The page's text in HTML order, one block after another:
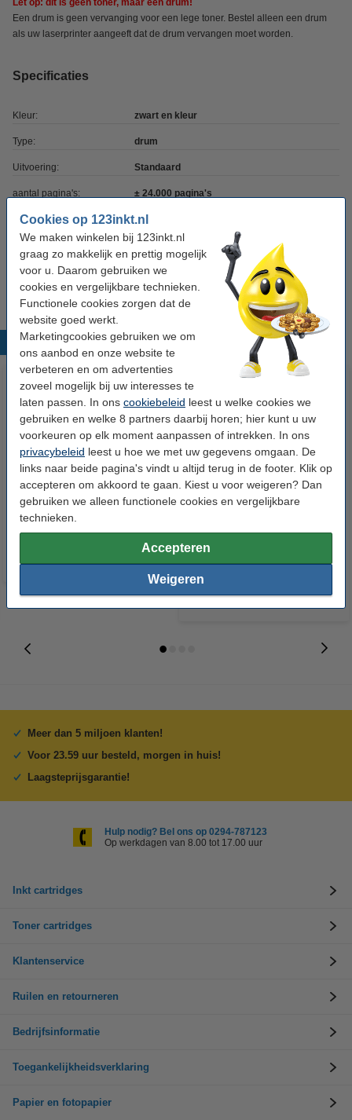
Cookies op 123inkt.nl
We maken winkelen bij 123inkt.nl
graag zo makkelijk en prettig mogelijk
voor u. Daarom gebruiken we
cookies en vergelijkbare technieken.
Functionele cookies zorgen dat de
website goed werkt.
Marketingcookies gebruiken we om
ons aanbod en onze website te
verbeteren en om advertenties
zoveel mogelijk bij uw interesses te
laten passen. In ons cookiebeleid leest u welke cookies we
gebruiken en welke 8 partners daarbij horen; hier kunt u uw
voorkeuren op elk moment aanpassen of intrekken. In ons
privacybeleid leest u hoe we met uw gegevens omgaan. De
links naar beide pagina's vindt u altijd terug in de footer. Klik op
accepteren om akkoord te gaan. Kiest u voor weigeren? Dan
gebruiken we alleen functionele cookies en vergelijkbare
technieken.
Accepteren
Weigeren
Let op: dit is geen toner, maar een drum!
Een drum is geen vervanging voor een lege toner. Bestel alleen een drum
als uw laserprinter aangeeft dat de drum vervangen moet worden.
Specificaties
Kleur: zwart en kleur
Type: drum
Uitvoering: Standaard
aantal pagina's: ± 24.000 pagina's
Merk: Xerox
Ons artikelnr: 046602
Populaire producten
Xerox 016189100 container
voor afvaltoner (origineel)
Xerox 016194500 toner
magenta hoge capaciteit
Meer dan 5 miljoen klanten!
Voor 23.59 uur besteld, morgen in huis!
Laagsteprijsgarantie!
Hulp nodig? Bel ons op 0294-787123
Op werkdagen van 8.00 tot 17.00 uur
Inkt cartridges
Toner cartridges
Klantenservice
Ruilen en retourneren
Bedrijfsinformatie
Toegankelijkheidsverklaring
Papier en fotopapier